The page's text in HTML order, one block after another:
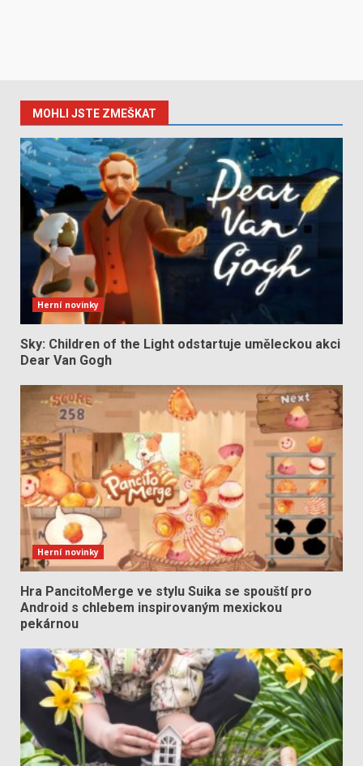
MOHLI JSTE ZMEŠKAT
Herní novinky
Sky: Children of the Light odstartuje uměleckou akci
Dear Van Gogh
Herní novinky
Hra PancitoMerge ve stylu Suika se spouští pro
Android s chlebem inspirovaným mexickou
pekárnou